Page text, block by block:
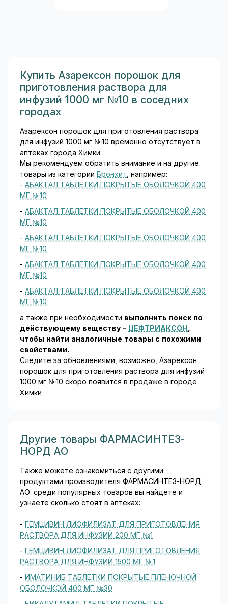
кишечника...
Купить Азарексон порошок для
приготовления раствора для
инфузий 1000 мг №10 в соседних
городах
Азарексон порошок для приготовления раствора
для инфузий 1000 мг №10 временно отсутствует в
аптеках города Химки.
Мы рекомендуем обратить внимание и на другие
товары из категории Бронхит, например:
- АБАКТАЛ ТАБЛЕТКИ ПОКРЫТЫЕ ОБОЛОЧКОЙ 400
МГ №10
- АБАКТАЛ ТАБЛЕТКИ ПОКРЫТЫЕ ОБОЛОЧКОЙ 400
МГ №10
- АБАКТАЛ ТАБЛЕТКИ ПОКРЫТЫЕ ОБОЛОЧКОЙ 400
МГ №10
- АБАКТАЛ ТАБЛЕТКИ ПОКРЫТЫЕ ОБОЛОЧКОЙ 400
МГ №10
- АБАКТАЛ ТАБЛЕТКИ ПОКРЫТЫЕ ОБОЛОЧКОЙ 400
МГ №10
а также при необходимости выполнить поиск по
действующему веществу - ЦЕФТРИАКСОН ,
чтобы найти аналогичные товары c похожими
свойствами.
Следите за обновлениями, возможно, Азарексон
порошок для приготовления раствора для инфузий
1000 мг №10 скоро появится в продаже в городе
Химки
Другие товары ФАРМАСИНТЕЗ-
НОРД АО
Также можете ознакомиться с другими
продуктами производителя ФАРМАСИНТЕЗ-НОРД
АО: среди популярных товаров вы найдете и
узнаете сколько стоят в аптеках:
- ГЕМЦИВИН ЛИОФИЛИЗАТ ДЛЯ ПРИГОТОВЛЕНИЯ
РАСТВОРА ДЛЯ ИНФУЗИЙ 200 МГ №1
- ГЕМЦИВИН ЛИОФИЛИЗАТ ДЛЯ ПРИГОТОВЛЕНИЯ
РАСТВОРА ДЛЯ ИНФУЗИЙ 1500 МГ №1
- ИМАТИНИБ ТАБЛЕТКИ ПОКРЫТЫЕ ПЛЕНОЧНОЙ
ОБОЛОЧКОЙ 400 МГ №30